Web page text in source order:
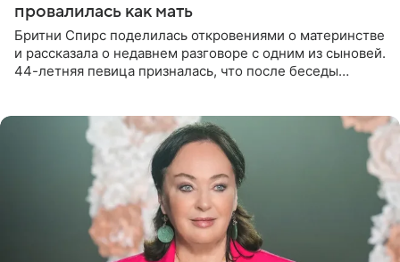
провалилась как мать
Бритни Спирс поделилась откровениями о материнстве
и рассказала о недавнем разговоре с одним из сыновей.
44-летняя певица призналась, что после беседы